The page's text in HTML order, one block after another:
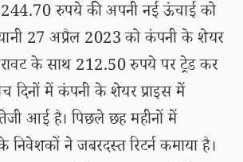
रुपये की अपनी नई ऊंचाई को
27 अप्रैल 2023 को कंपनी के शेयर
के साथ 212.50 रुपये पर ट्रेड कर
दिनों में कंपनी के शेयर प्राइस में
आई है। पिछले छह महीनों में
ने जबरदस्त रिटर्न कमाया है।